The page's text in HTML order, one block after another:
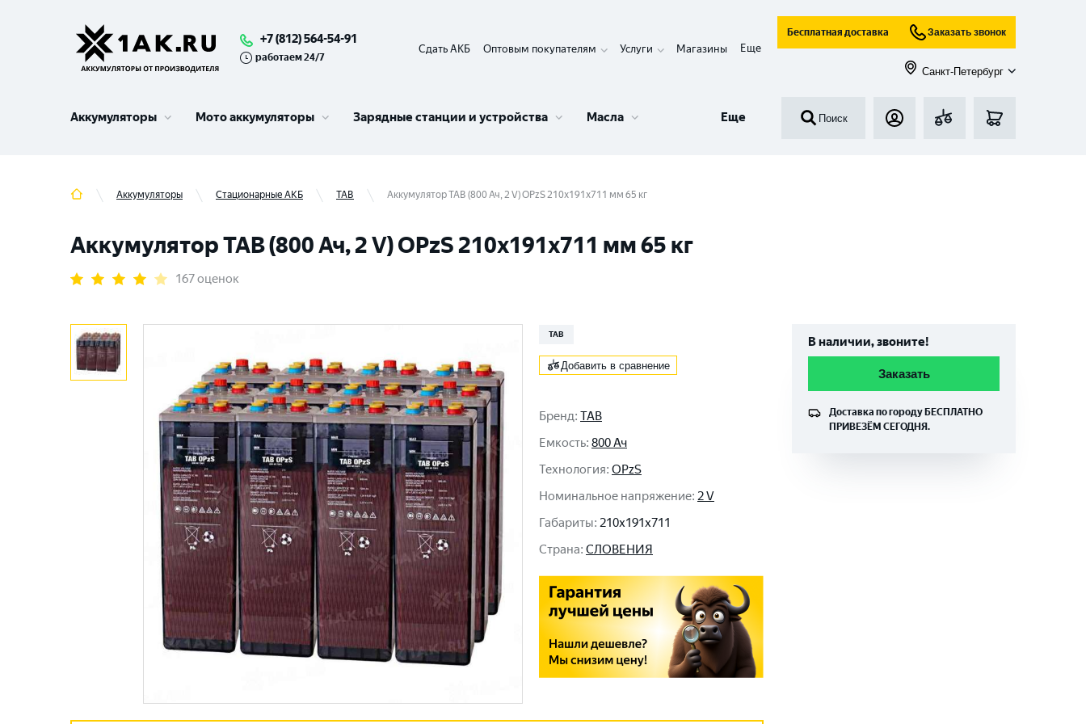
+7 (812) 564-54-91
работаем 24/7
Сдать АКБ Оптовым покупателям Услуги Магазины Еще
Бесплатная доставка Заказать звонок
Санкт-Петербург
Аккумуляторы Мото аккумуляторы Зарядные станции и устройства Масла Еще Поиск
Аккумуляторы Стационарные АКБ TAB Аккумулятор TAB (800 Ач, 2 V) OPzS 210x191x711 мм 65 кг
Аккумулятор TAB (800 Ач, 2 V) OPzS 210x191x711 мм 65 кг
167 оценок
TAB
Добавить в сравнение
Бренд: TAB
Емкость: 800 Ач
Технология: OPzS
Номинальное напряжение: 2 V
Габариты: 210x191x711
Cтрана: СЛОВЕНИЯ
В наличии, звоните!
Заказать
Доставка по городу БЕСПЛАТНО
ПРИВЕЗЁМ СЕГОДНЯ.